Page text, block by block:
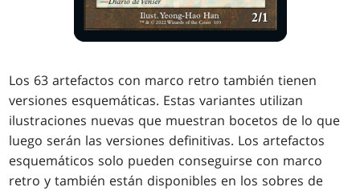
Los 63 artefactos con marco retro también tienen
versiones esquemáticas. Estas variantes utilizan
ilustraciones nuevas que muestran bocetos de lo que
luego serán las versiones definitivas. Los artefactos
esquemáticos solo pueden conseguirse con marco
retro y también están disponibles en los sobres de